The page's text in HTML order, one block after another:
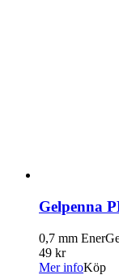
Gelpenna
0,7 mm
49 kr
Mer infoKöp